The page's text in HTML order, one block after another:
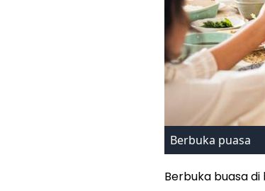
Berbuka puasa
Berbuka buasa